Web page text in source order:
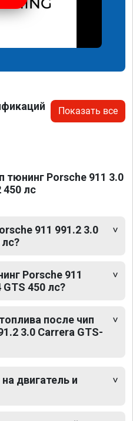
Показать все
Porsche 911 3.0
450 лс
911 991.2 3.0
Porsche 911
450 лс?
после чип
3.0 Carrera GTS-
двигатель и